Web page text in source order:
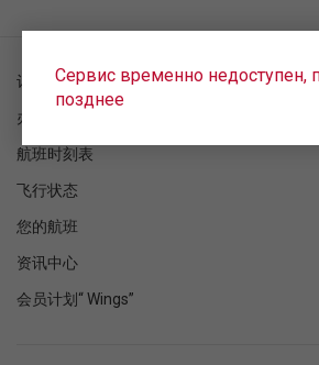
Сервис временно недоступен,
позднее
订单检查
办理登机手续
航班时刻表
飞行状态
您的航班
资讯中心
会员计划“ Wings”